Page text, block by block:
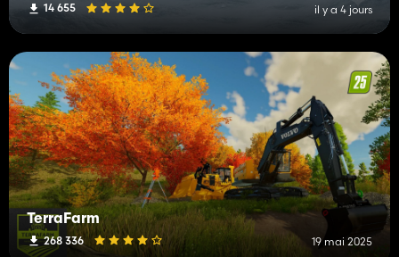
14 655 il y a 4 jours
TerraFarm
268 336 19 mai 2025